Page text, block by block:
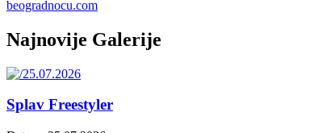
beogradnocu.com
Najnovije Galerije
Splav Freestyler